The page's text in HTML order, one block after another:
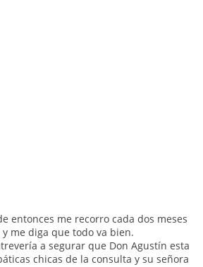
entonces me recorro cada dos meses
me diga que todo va bien.
a segurar que Don Agustín esta
chicas de la consulta y su señora